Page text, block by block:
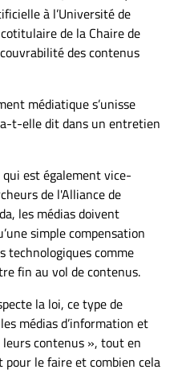
à l’Université de
de la Chaire de
des contenus
médiatique s’unisse
t-elle dit dans un entretien
est également vice-
de l'Alliance de
les médias doivent
simple compensation
technologiques comme
fin au vol de contenus.
la loi, ce type de
médias d’information et
contenus », tout en
le faire et combien cela